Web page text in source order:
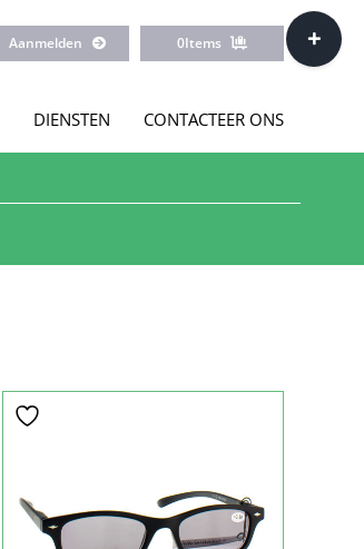
Aanmelden 0Items
DIENSTEN CONTACTEER ONS
Toggle
Sliding